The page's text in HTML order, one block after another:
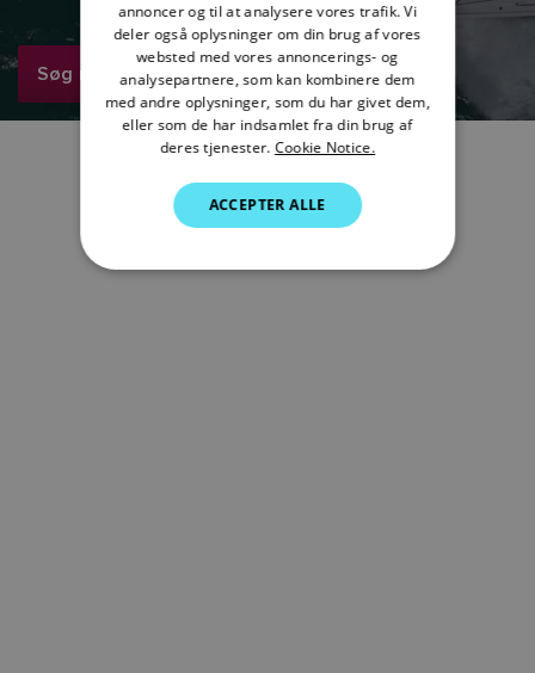
Søg nu
DANISH
ITALIAN
SWEDISH
DUTCH
annoncer og til at analysere vores trafik. Vi
deler også oplysninger om din brug af vores
websted med vores annoncerings- og
analysepartnere, som kan kombinere dem
med andre oplysninger, som du har givet dem,
eller som de har indsamlet fra din brug af
deres tjenester. Cookie Notice.
ACCEPTER ALLE